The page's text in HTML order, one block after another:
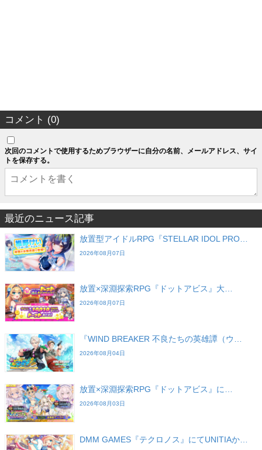
コメント (0)
次回のコメントで使用するためブラウザーに自分の名前、メールアドレス、サイ
トを保存する。
最近のニュース記事
放置型アイドルRPG『STELLAR IDOL PRO…
2026年08月07日
放置×深淵探索RPG『ドットアビス』大…
2026年08月07日
『WIND BREAKER 不良たちの英雄譚（ウ…
2026年08月04日
放置×深淵探索RPG『ドットアビス』に…
2026年08月03日
DMM GAMES『テクロノス』にてUNITIAか…